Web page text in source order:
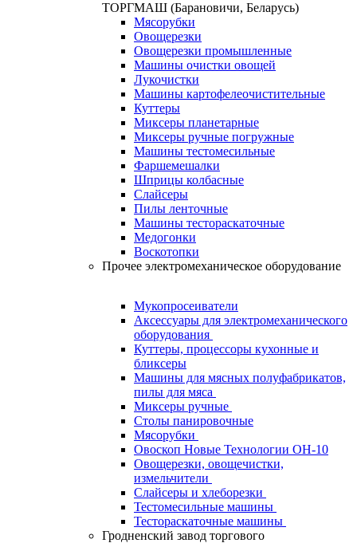
ТОРГМАШ (Барановичи, Беларусь)
Мясорубки
Овощерезки
Овощерезки промышленные
Машины очистки овощей
Лукочистки
Машины картофелеочистительные
Куттеры
Миксеры планетарные
Миксеры ручные погружные
Машины тестомесильные
Фаршемешалки
Шприцы колбасные
Слайсеры
Пилы ленточные
Машины тестораскаточные
Медогонки
Воскотопки
Прочее электромеханическое оборудование
Мукопросеиватели
Аксессуары для электромеханического
оборудования
Куттеры, процессоры кухонные и
бликсеры
Машины для мясных полуфабрикатов,
пилы для мяса
Миксеры ручные
Столы панировочные
Мясорубки
Овоскоп Новые Технологии ОН-10
Овощерезки, овощечистки,
измельчители
Слайсеры и хлеборезки
Тестомесильные машины
Тестораскаточные машины
Гродненский завод торгового